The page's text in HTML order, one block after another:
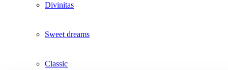
Divinitas
Sweet dreams
Classic